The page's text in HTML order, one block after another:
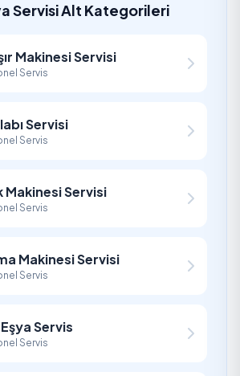
Servisi Alt Kategorileri
Makinesi Servisi
Servis
Servisi
Servis
Makinesi Servisi
Servis
Makinesi Servisi
Servis
Servis
Servis